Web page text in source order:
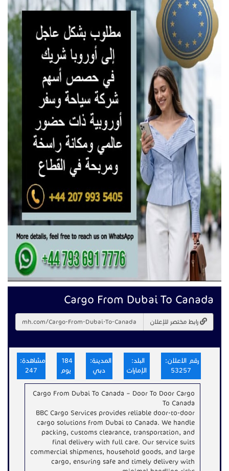
Cargo From Dubai To Canada
رابط مختصر للإعلان
رقم الاعلان:
53257
البلد:
الإمارات
المدينة:
دبي
184
يوم
مشاهدة:
247
Cargo From Dubai To Canada – Door To Door Cargo
To Canada
BBC Cargo Services provides reliable door-to-door
cargo solutions from Dubai to Canada. We handle
packing, customs clearance, transportation, and
final delivery with full care. Our service suits
commercial shipments, household goods, and large
cargo, ensuring safe and timely delivery with